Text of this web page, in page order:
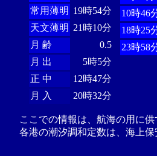
常用薄明 19時54分
天文薄明 21時10分
月 齢
0.5
月 出
5時5分
正 中
12時47分
月 入
20時32分
10時46
18時25
23時58
ここでの情報は、航海の用に
各港の潮汐調和定数は、海上